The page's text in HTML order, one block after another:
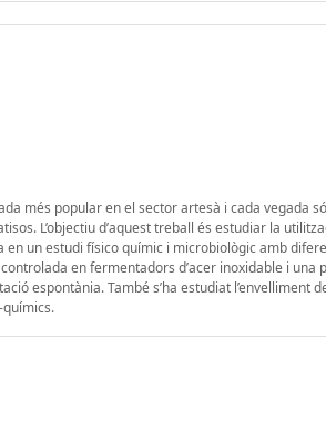
més popular en el sector artesà i cada vegada
L’objectiu d’aquest treball és estudiar la
en un estudi físico químic i microbiològic amb
en fermentadors d’acer inoxidable i una
espontània. També s’ha estudiat l’envelliment